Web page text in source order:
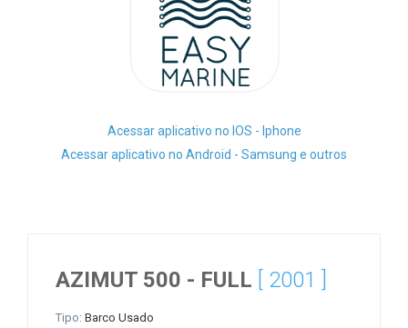
Acessar aplicativo no IOS - Iphone
Acessar aplicativo no Android - Samsung e outros
AZIMUT 500 - FULL [ 2001 ]
Tipo: Barco Usado